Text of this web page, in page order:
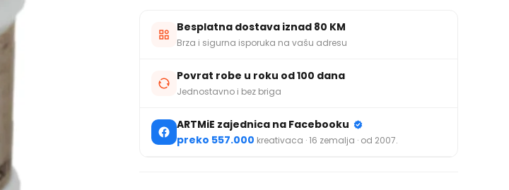
Besplatna dostava iznad 80 KM
Brza i sigurna isporuka na vašu adresu
Povrat robe u roku od 100 dana
Jednostavno i bez briga
ARTMiE zajednica na Facebooku
preko 557.000 kreativaca · 16 zemalja · od 2007.